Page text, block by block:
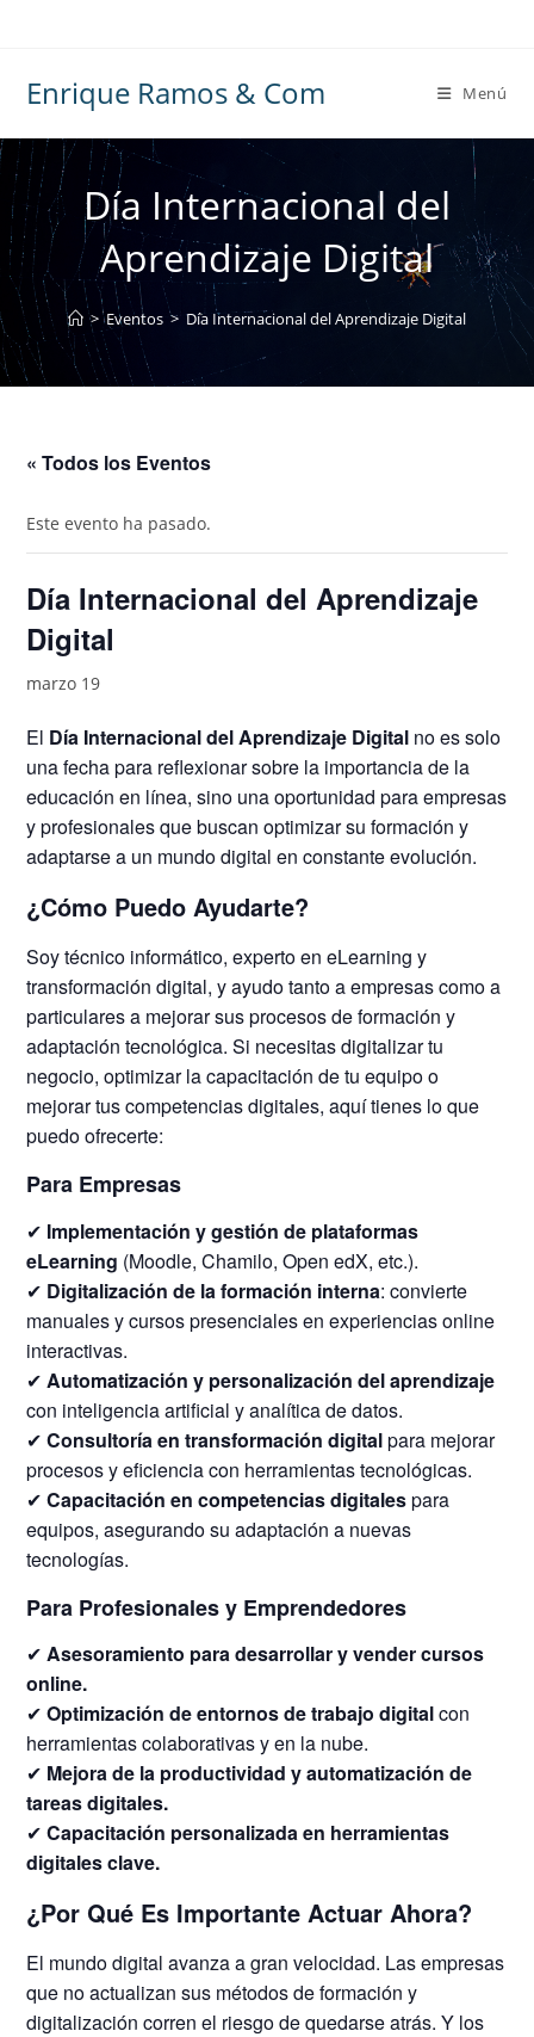
Enrique Ramos & Com Menú
Día Internacional del
Aprendizaje Digital
> Eventos > Día Internacional del Aprendizaje Digital
« Todos los Eventos
Este evento ha pasado.
Día Internacional del Aprendizaje
Digital
marzo 19
El Día Internacional del Aprendizaje Digital no es solo
una fecha para reflexionar sobre la importancia de la
educación en línea, sino una oportunidad para empresas
y profesionales que buscan optimizar su formación y
adaptarse a un mundo digital en constante evolución.
¿Cómo Puedo Ayudarte?
Soy técnico informático, experto en eLearning y
transformación digital, y ayudo tanto a empresas como a
particulares a mejorar sus procesos de formación y
adaptación tecnológica. Si necesitas digitalizar tu
negocio, optimizar la capacitación de tu equipo o
mejorar tus competencias digitales, aquí tienes lo que
puedo ofrecerte:
Para Empresas
✔ Implementación y gestión de plataformas
eLearning (Moodle, Chamilo, Open edX, etc.).
✔ Digitalización de la formación interna: convierte
manuales y cursos presenciales en experiencias online
interactivas.
✔ Automatización y personalización del aprendizaje
con inteligencia artificial y analítica de datos.
✔Consultoría en transformación digitalpara mejorar
procesos y eficiencia con herramientas tecnológicas.
✔Capacitación en competencias digitalespara
equipos, asegurando su adaptación a nuevas
tecnologías.
Para Profesionales y Emprendedores
✔Asesoramiento para desarrollar y vender cursos
online.
✔Optimización de entornos de trabajo digitalcon
herramientas colaborativas y en la nube.
✔ Mejora de la productividad y automatización de
tareas digitales.
✔Capacitación personalizada en herramientas
digitales clave.
¿Por Qué Es Importante Actuar Ahora?
El mundo digital avanza a gran velocidad. Las empresas
que no actualizan sus métodos de formación y
digitalización corren el riesgo de quedarse atrás. Y los